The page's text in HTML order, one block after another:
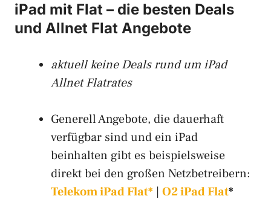
iPad mit Flat – die besten Deals
und Allnet Flat Angebote
aktuell keine Deals rund um iPad
Allnet Flatrates
Generell Angebote, die dauerhaft
verfügbar sind und ein iPad
beinhalten gibt es beispielsweise
direkt bei den großen Netzbetreibern:
Telekom iPad Flat* | O2 iPad Flat*